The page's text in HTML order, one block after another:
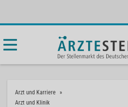
Arzt und Karriere
Arzt und Klinik